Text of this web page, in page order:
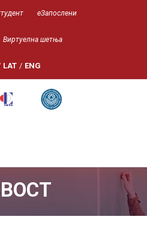
еЗапослени
Виртуелна шетња
LAT / ENG